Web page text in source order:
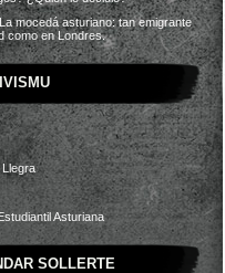
La mocedá asturiano: tan emigrante
como en Londres.
Llegra
Asturiana
SOLLERTE